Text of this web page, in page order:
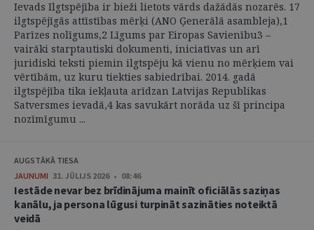
Ievads Ilgtspējība ir bieži lietots vārds dažādās nozarēs. 17
ilgtspējīgās attīstības mērķi (ANO Ģenerālā asambleja),1
Parīzes nolīgums,2 Līgums par Eiropas Savienību3 –
vairāki starptautiski dokumenti, iniciatīvas un arī
juridiski teksti piemin ilgtspēju kā vienu no mērķiem vai
vērtībām, uz kuru tiekties sabiedrībai. 2014. gadā
ilgtspējība tika iekļauta arīdzan Latvijas Republikas
Satversmes ievadā,4 kas savukārt norāda uz šī principa
nozīmīgumu ...
AUGSTĀKĀ TIESA
JAUNUMI 31. JŪLIJS 2026 • 08:46
Iestāde nevar bez brīdinājuma mainīt oficiālās saziņas
kanālu, ja persona lūgusi turpināt sazināties noteiktā
veidā